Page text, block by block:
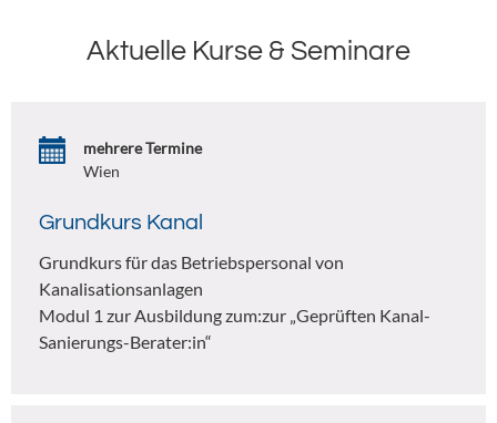
Aktuelle Kurse & Seminare
mehrere Termine
Wien
Grundkurs Kanal
Grundkurs für das Betriebspersonal von
Kanalisationsanlagen
Modul 1 zur Ausbildung zum:zur „Geprüften Kanal-
Sanierungs-Berater:in“